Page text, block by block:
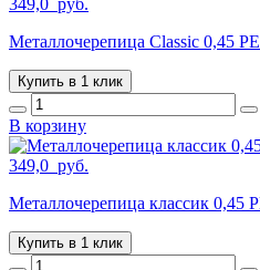
349,0 руб.
Металлочерепица Classic 0,45
Купить в 1 клик
В корзину
349,0 руб.
Металлочерепица классик 0,45
Купить в 1 клик